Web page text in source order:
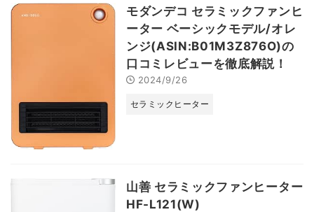
モダンデコ セラミックファンヒ
ーター ベーシックモデル/オレ
ンジ(ASIN:B01M3Z876O)の
口コミレビューを徹底解説！
2024/9/26
セラミックヒーター
山善 セラミックファンヒーター
HF-L121(W)